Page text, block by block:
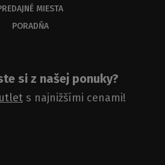
MIESTA
PORADŇA
si z našej ponuky?
s najnižšími cenami!